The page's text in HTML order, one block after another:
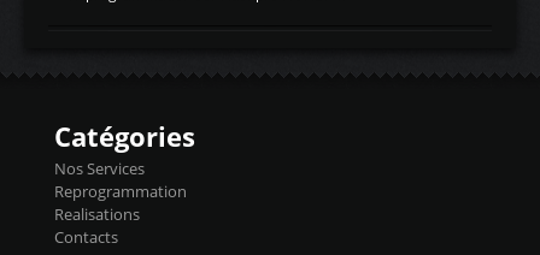
d'admissiontemp ex. pour atmo -30- 80°C
temperaturetemperature ldr moteurtemp
Injecteurs + Flashpro 1370€ TTC Le
précise et performante. Vous pourrez
basculer de la carto sans plomb à Ethanol à
l'aide du flashpro OPTION ECONOMIQUES
Reprog SP 98 sur le calculateur d'origine
450€ TTC Un gain d'environ 10cv et 15nm
Catégories
Nos Services
Reprogrammation
Realisations
Contacts